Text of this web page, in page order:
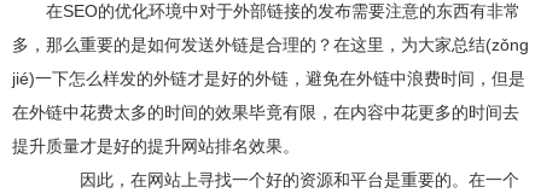
在SEO的优化环境中对于外部链接的发布需要注意的东西有非常
多，那么重要的是如何发送外链是合理的？在这里，为大家总结(zǒng
jié)一下怎么样发的外链才是好的外链，避免在外链中浪费时间，但是
在外链中花费太多的时间的效果毕竟有限，在内容中花更多的时间去
提升质量才是好的提升网站排名效果。
因此，在网站上寻找一个好的资源和平台是重要的。在一个